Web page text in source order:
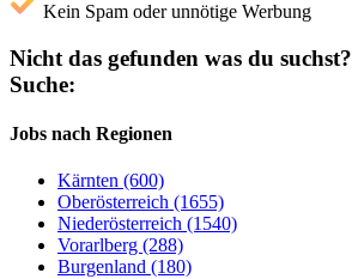
Kein Spam oder unnötige Werbung
Nicht das gefunden was du suchst?
Suche:
Jobs nach Regionen
Kärnten (600)
Oberösterreich (1655)
Niederösterreich (1540)
Vorarlberg (288)
Burgenland (180)